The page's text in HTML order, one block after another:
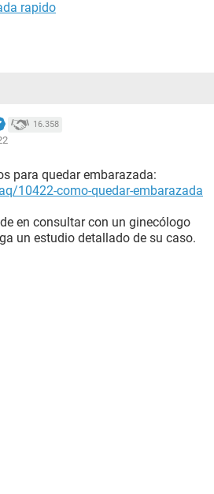
rapido
16.358
para quedar embarazada:
10422-como-quedar-embarazada
en consultar con un ginecólogo
un estudio detallado de su caso.